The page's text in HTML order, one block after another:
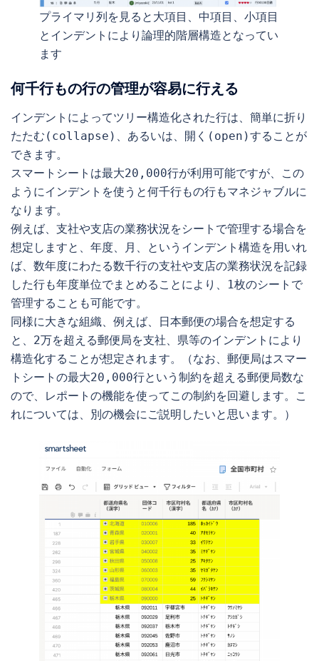
プライマリ列を見ると大項目、中項目、小項目
とインデントにより論理的階層構造となってい
ます
何千行もの行の管理が容易に行える
インデントによってツリー構造化された行は、簡単に折り
たたむ(collapse)、あるいは、開く(open)することが
できます。
スマートシートは最大20,000行が利用可能ですが、この
ようにインデントを使うと何千行もの行もマネジャブルに
なります。
例えば、支社や支店の業務状況をシートで管理する場合を
想定しますと、年度、月、というインデント構造を用いれ
ば、数年度にわたる数千行の支社や支店の業務状況を記録
した行も年度単位でまとめることにより、1枚のシートで
管理することも可能です。
同様に大きな組織、例えば、日本郵便の場合を想定する
と、2万を超える郵便局を支社、県等のインデントにより
構造化することが想定されます。（なお、郵便局はスマー
トシートの最大20,000行という制約を超える郵便局数な
ので、レポートの機能を使ってこの制約を回避します。こ
れについては、別の機会にご説明したいと思います。）